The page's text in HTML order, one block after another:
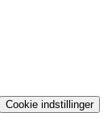
Cookie indstillinger